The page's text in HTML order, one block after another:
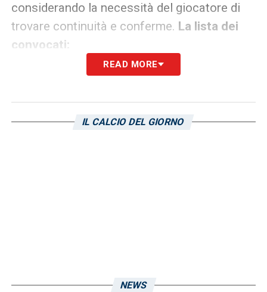
considerando la necessità del giocatore di
trovare continuità e conferme. La lista dei
convocati:
READ MORE
IL CALCIO DEL GIORNO
NEWS